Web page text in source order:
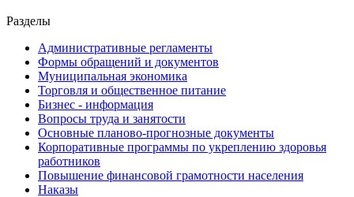
Разделы
Административные регламенты
Формы обращений и документов
Муниципальная экономика
Торговля и общественное питание
Бизнес - информация
Вопросы труда и занятости
Основные планово-прогнозные документы
Корпоративные программы по укреплению здоровья
работников
Повышение финансовой грамотности населения
Наказы